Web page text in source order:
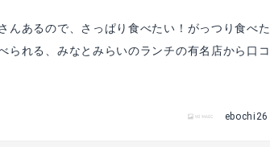
んあるので、さっぱり食べたい！がっつり食べた
られる、みなとみらいのランチの有名店から口コ
ebochi26